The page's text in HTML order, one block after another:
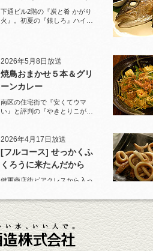
下通ビル2階の『炭と肴 かがり
火』。初夏の『銀しろ』ハイボ
2026年5月8日放送
焼鳥おまかせ５本＆グリ
ーンカレー
南区の住宅街で『安くてウマ
い』と評判の『やきとりこがめ
ジューシー！
2026年4月17日放送
[フルコース] せっかくふ
くろうに来たんだから
健軍商店街ピアクレスから入っ
はんや ふくろう』。
2026年3月27日放送
ポテトサラダ＆油淋鶏
西銀座通りのビル地下『カラオ